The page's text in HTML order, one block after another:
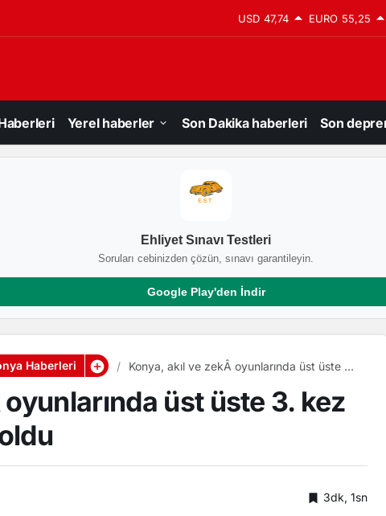
USD 47,74 EURO 55,25
Yerel haberler Son Dakika haberleri Son
Ehliyet Sınavı Testleri
Soruları cebinizden çözün, sınavı garantileyin.
Google Play'den İndir
Haberleri
Konya, akıl ve zekÂ oyunlarında üst üste 3.
üst üste 3. kez
3dk, 1sn